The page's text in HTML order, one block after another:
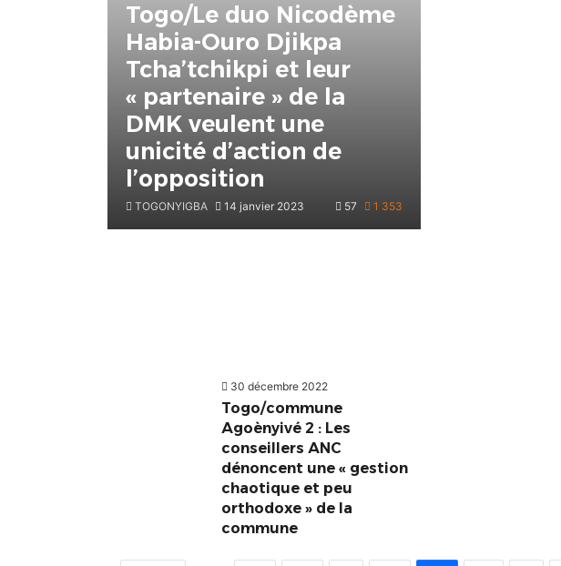
Togo/Le duo Nicodème
Habia-Ouro Djikpa
Tcha’tchikpi et leur
« partenaire » de la
DMK veulent une
unicité d’action de
l’opposition
TOGONYIGBA 14 janvier 2023 57 1 353
30 décembre 2022
Togo/commune
Agoènyivé 2 : Les
conseillers ANC
dénoncent une « gestion
chaotique et peu
orthodoxe » de la
commune